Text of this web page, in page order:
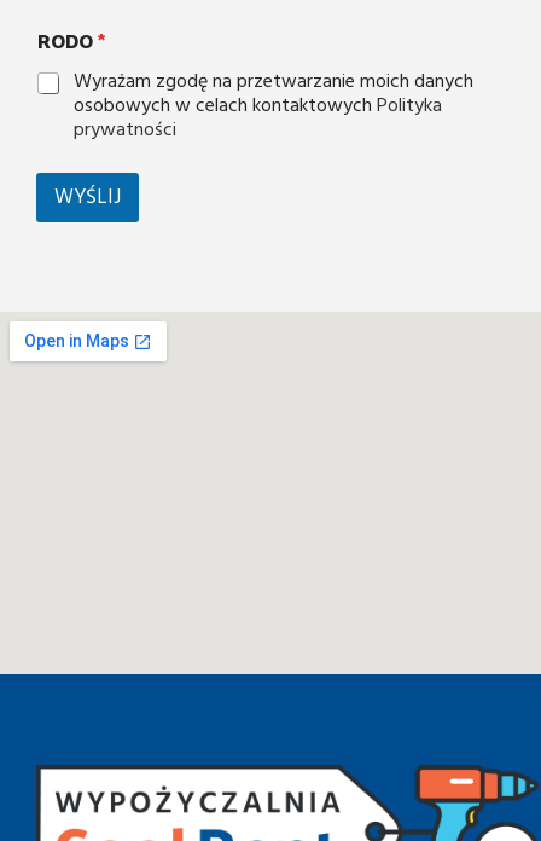
RODO*
Wyrażam zgodę na przetwarzanie moich danych
osobowych w celach kontaktowychPolityka
prywatności
WYŚLIJ